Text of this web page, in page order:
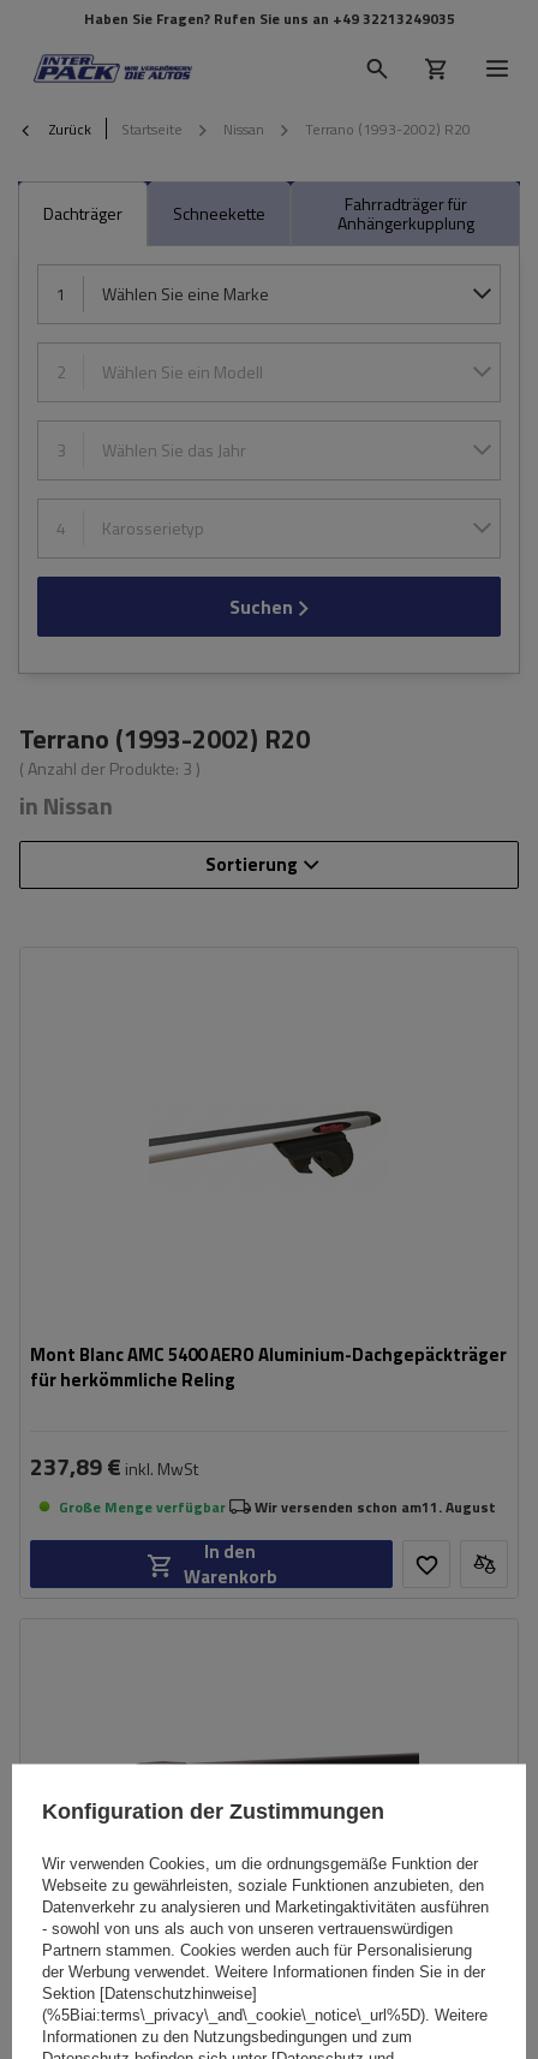
Haben Sie Fragen? Rufen Sie uns an +49 32213249035
Zurück Startseite Nissan Terrano (1993-2002) R20
Dachträger Schneekette Fahrradträger für
Anhängerkupplung
1 Wählen Sie eine Marke
2 Wählen Sie ein Modell
3 Wählen Sie das Jahr
4 Karosserietyp
Suchen
Terrano (1993-2002) R20
( Anzahl der Produkte: 3 )
in Nissan
Sortierung
Mont Blanc AMC 5400 AERO Aluminium-Dachgepäckträger
für herkömmliche Reling
237,89 € inkl. MwSt
Große Menge verfügbar Wir versenden schon am11. August
In den
Warenkorb
Mont Blanc AMC 5400 Stahldachträger für herkömmliche
Reling
Konfiguration der Zustimmungen
Wir verwenden Cookies, um die ordnungsgemäße Funktion der
Webseite zu gewährleisten, soziale Funktionen anzubieten, den
Datenverkehr zu analysieren und Marketingaktivitäten ausführen
- sowohl von uns als auch von unseren vertrauenswürdigen
Partnern stammen. Cookies werden auch für Personalisierung
der Werbung verwendet. Weitere Informationen finden Sie in der
Sektion [Datenschutzhinweise]
(%5Biai:terms\_privacy\_and\_cookie\_notice\_url%5D). Weitere
Informationen zu den Nutzungsbedingungen und zum